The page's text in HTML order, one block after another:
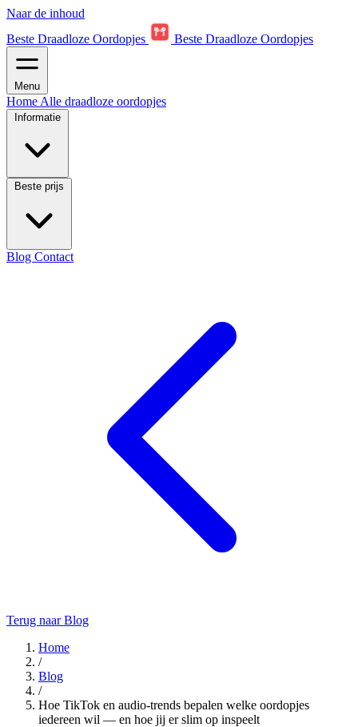
Naar de inhoud
Beste Draadloze Oordopjes
Beste Draadloze Oordopjes
Menu
Home Alle draadloze oordopjes
Informatie
Beste prijs
Blog Contact
Terug naar Blog
Home
/
Blog
/
Hoe TikTok en audio-trends bepalen welke oordopjes
iedereen wil — en hoe jij er slim op inspeelt